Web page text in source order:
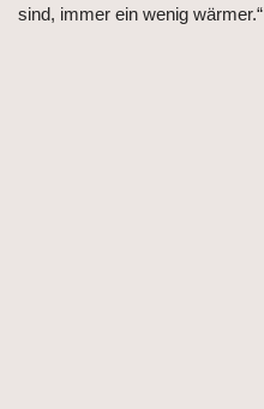
sind, immer ein wenig wärmer.“